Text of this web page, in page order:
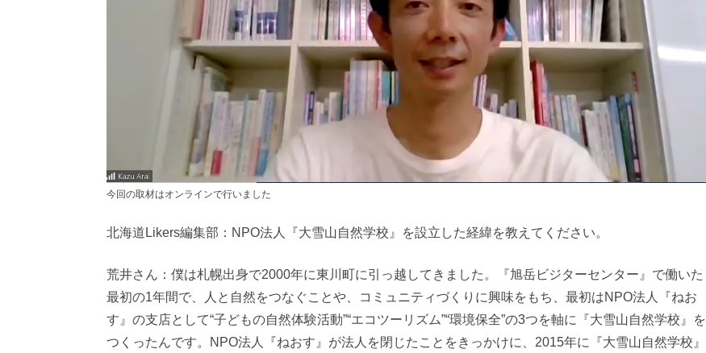
今回の取材はオンラインで行いました
北海道Likers編集部：NPO法人『大雪山自然学校』を設立した経緯を教えてください。
荒井さん：僕は札幌出身で2000年に東川町に引っ越してきました。『旭岳ビジターセンター』で働いた
最初の1年間で、人と自然をつなぐことや、コミュニティづくりに興味をもち、最初はNPO法人『ねお
す』の支店として“子どもの自然体験活動”“エコツーリズム”“環境保全”の3つを軸に『大雪山自然学校』を
つくったんです。NPO法人『ねおす』が法人を閉じたことをきっかけに、2015年に『大雪山自然学校』